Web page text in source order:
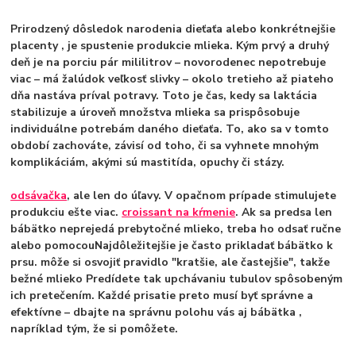
Prirodzený dôsledok narodenia dieťaťa alebo konkrétnejšie
placenty , je spustenie produkcie mlieka. Kým prvý a druhý
deň je na porciu pár mililitrov – novorodenec nepotrebuje
viac – má žalúdok veľkosť slivky – okolo tretieho až piateho
dňa nastáva príval potravy. Toto je čas, kedy sa laktácia
stabilizuje a úroveň množstva mlieka sa prispôsobuje
individuálne potrebám daného dieťaťa. To, ako sa v tomto
období zachováte, závisí od toho, či sa vyhnete mnohým
komplikáciám, akými sú mastitída, opuchy či stázy.
odsávačka, ale len do úľavy. V opačnom prípade stimulujete
produkciu ešte viac. croissant na kŕmenie. Ak sa predsa len
bábätko neprejedá prebytočné mlieko, treba ho odsať ručne
alebo pomocouNajdôležitejšie je často prikladať bábätko k
prsu. môže si osvojiť pravidlo "kratšie, ale častejšie", takže
bežné mlieko Predídete tak upchávaniu tubulov spôsobeným
ich pretečením. Každé prisatie preto musí byť správne a
efektívne – dbajte na správnu polohu vás aj bábätka ,
napríklad tým, že si pomôžete.